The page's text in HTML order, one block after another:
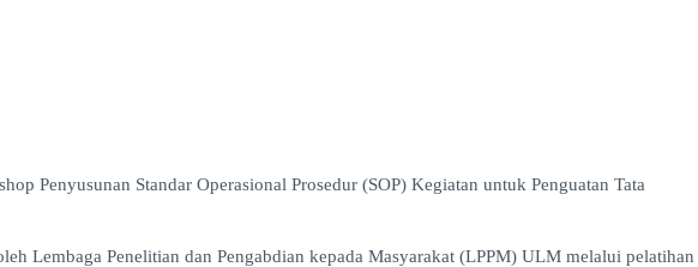
Penyusunan Standar Operasional Prosedur (SOP) Kegiatan untuk Penguatan Tata
Lembaga Penelitian dan Pengabdian kepada Masyarakat (LPPM) ULM melalui pelatihan